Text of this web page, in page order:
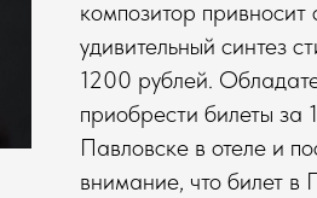
композитор
удивительный синтез
1200 рублей.
приобрести билеты за
Павловске в отеле и
внимание, что билет в